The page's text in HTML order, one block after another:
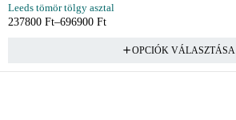
Leeds tömör tölgy asztal
237800 Ft–696900 Ft
OPCIÓK VÁLASZTÁSA